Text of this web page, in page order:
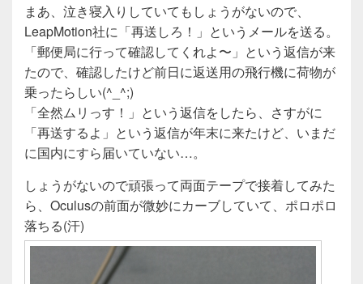
まあ、泣き寝入りしていてもしょうがないので、
LeapMotion社に「再送しろ！」というメールを送る。
「郵便局に行って確認してくれよ〜」という返信が来
たので、確認したけど前日に返送用の飛行機に荷物が
乗ったらしい(^_^;)
「全然ムリっす！」という返信をしたら、さすがに
「再送するよ」という返信が年末に来たけど、いまだ
に国内にすら届いていない…。
しょうがないので頑張って両面テープで接着してみた
ら、Oculusの前面が微妙にカーブしていて、ポロポロ
落ちる(汗)